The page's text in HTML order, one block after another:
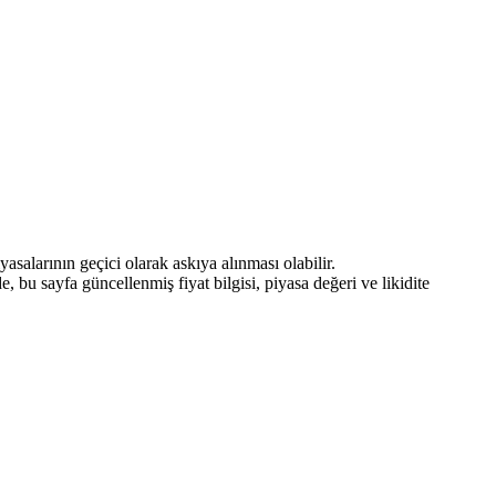
geçici olarak askıya alınması olabilir.
bu sayfa güncellenmiş fiyat bilgisi, piyasa değeri ve likidite